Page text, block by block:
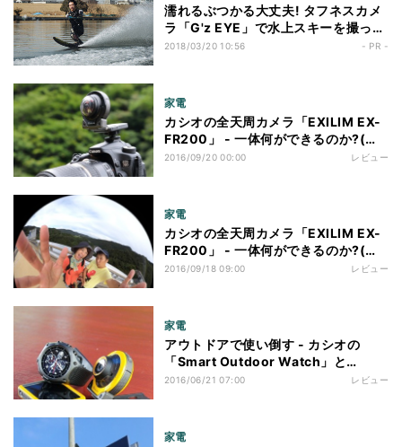
濡れるぶつかる大丈夫! タフネスカメ
ラ「G'z EYE」で水上スキーを撮って
みたら?
2018/03/20 10:56 - PR -
家電
カシオの全天周カメラ「EXILIM EX-
FR200」 - 一体何ができるのか?(後
編)
2016/09/20 00:00 レビュー
家電
カシオの全天周カメラ「EXILIM EX-
FR200」 - 一体何ができるのか?(前
編)
2016/09/18 09:00 レビュー
家電
アウトドアで使い倒す - カシオの
「Smart Outdoor Watch」と
「Outdoor Recorder EXILIM」
2016/06/21 07:00 レビュー
家電